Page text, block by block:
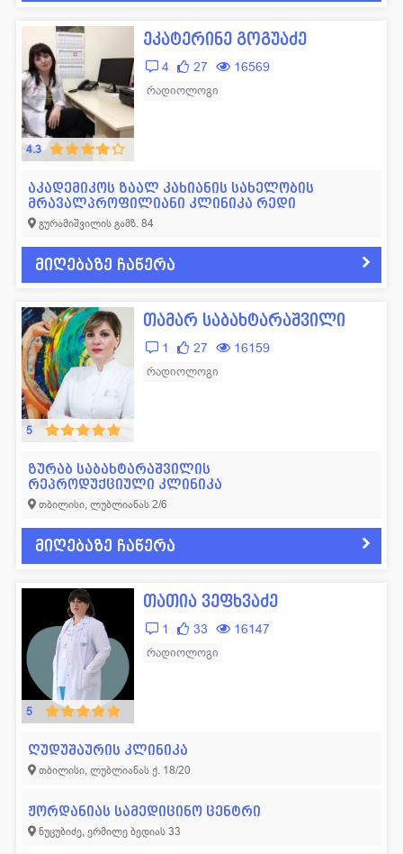
4.3
ეკატერინე გოგუაძე
4 27 16569
რადიოლოგი
აკადემიკოს ზაალ კახიანის სახელობის
მრავალპროფილიანი კლინიკა რედი
გურამიშვილის გამზ. 84
მიღებაზე ჩაწერა
5
თამარ საბახტარაშვილი
1 27 16159
რადიოლოგი
ზურაბ საბახტარაშვილის
რეპროდუქციული კლინიკა
თბილისი, ლუბლიანას 2/6
მიღებაზე ჩაწერა
5
თათია ვეფხვაძე
1 33 16147
რადიოლოგი
ღუდუშაურის კლინიკა
თბილისი, ლუბლიანას ქ. 18/20
ჟორდანიას სამედიცინო ცენტრი
ნუცუბიძე, ერმილე ბედიას 33